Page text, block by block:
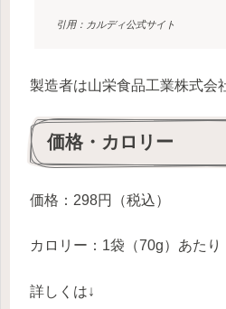
引用：カルディ公式サイト
製造者は山栄食品工業株式会
価格・カロリー
価格：298円（税込）
カロリー：1袋（70g）あた
詳しくは↓